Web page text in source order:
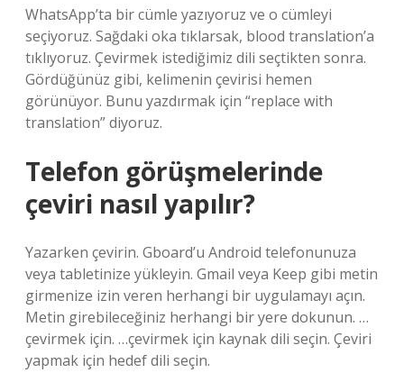
WhatsApp’ta bir cümle yazıyoruz ve o cümleyi
seçiyoruz. Sağdaki oka tıklarsak, blood translation’a
tıklıyoruz. Çevirmek istediğimiz dili seçtikten sonra.
Gördüğünüz gibi, kelimenin çevirisi hemen
görünüyor. Bunu yazdırmak için “replace with
translation” diyoruz.
Telefon görüşmelerinde
çeviri nasıl yapılır?
Yazarken çevirin. Gboard’u Android telefonunuza
veya tabletinize yükleyin. Gmail veya Keep gibi metin
girmenize izin veren herhangi bir uygulamayı açın.
Metin girebileceğiniz herhangi bir yere dokunun. …
çevirmek için. …çevirmek için kaynak dili seçin. Çeviri
yapmak için hedef dili seçin.